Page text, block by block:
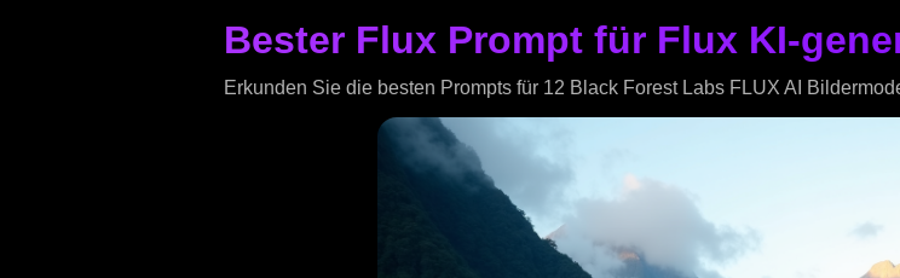
Bester Flux Prompt für Flux KI-
Erkunden Sie die besten Prompts für 12 Black Forest Labs FLUX AI